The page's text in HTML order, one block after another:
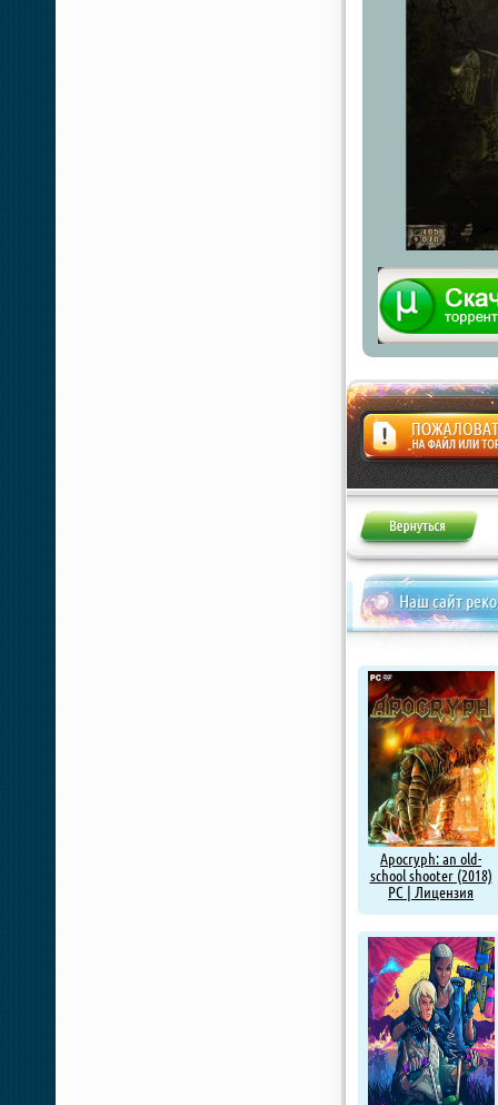
Жалоба
Наш сайт
Apocryph: an old-
school shooter (2018)
PC | Лицензия